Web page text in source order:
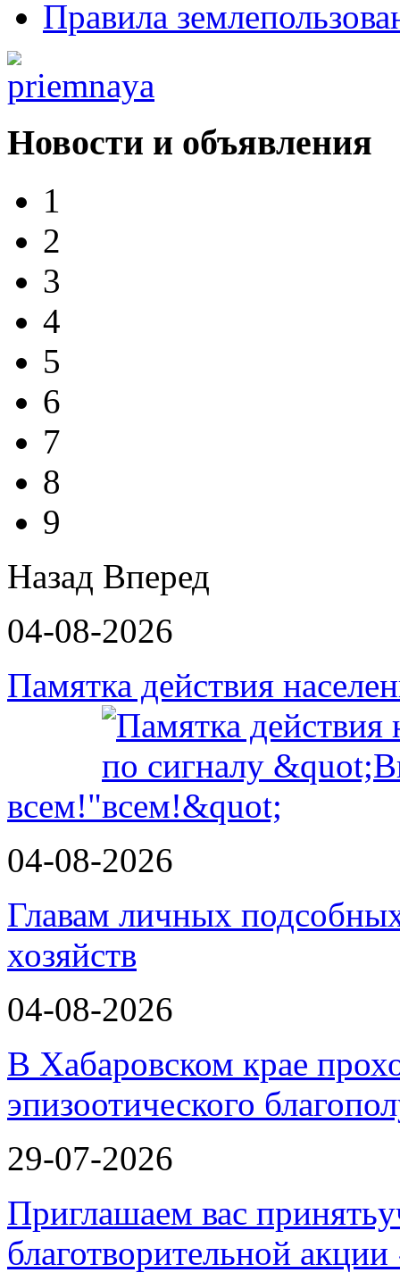
Правила
Новости и объявления
1
2
3
4
5
6
7
8
9
Назад Вперед
04-08-2026
Памятка действия
всем!"
04-08-2026
Главам личных
хозяйств
04-08-2026
В Хабаровском крае
эпизоотического
29-07-2026
Приглашаем вас
благотворительной